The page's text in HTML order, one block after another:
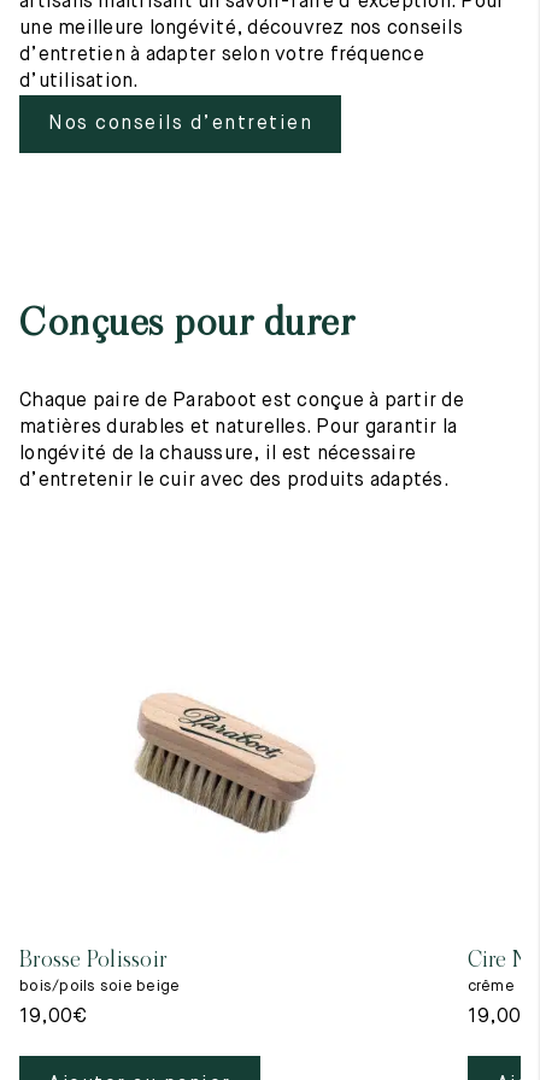
une meilleure longévité, découvrez nos conseils
d’entretien à adapter selon votre fréquence
d’utilisation.
Nos conseils d’entretien
Conçues pour durer
Chaque paire de Paraboot est conçue à partir de
matières durables et naturelles. Pour garantir la
longévité de la chaussure, il est nécessaire
d’entretenir le cuir avec des produits adaptés.
Brosse Polissoir
bois/poils soie beige
19,00€
Cire
crême
19,00